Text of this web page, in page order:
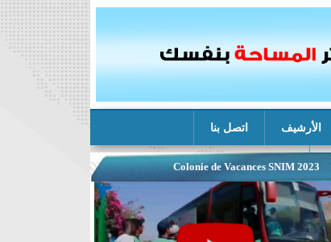
الأرشيف اتصل بنا
Colonie de Vacances SNIM 2023